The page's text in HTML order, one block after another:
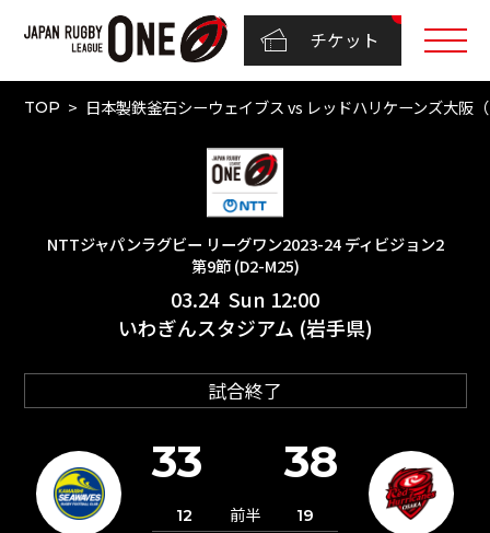
チケット
TOP 日本製鉄釜石シーウェイブス vs レッドハリケーンズ大
NTTジャパンラグビー リーグワン2023-24 ディビジョン2
第9節 (D2-M25)
03.24 Sun 12:00
いわぎんスタジアム (岩手県)
試合終了
33 38
12 前半
19